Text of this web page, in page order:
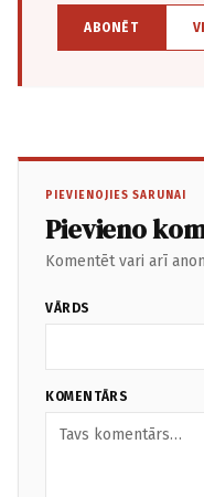
ABONĒT
PIEVIENOJIES SARUNAI
Pievieno
Komentēt vari arī
VĀRDS
KOMENTĀRS